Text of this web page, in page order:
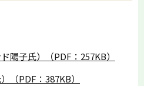
陽子氏）（PDF：257KB）
（PDF：387KB）